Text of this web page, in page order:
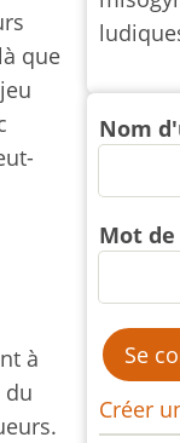
que
à
du
Nom
Mot de
Créer